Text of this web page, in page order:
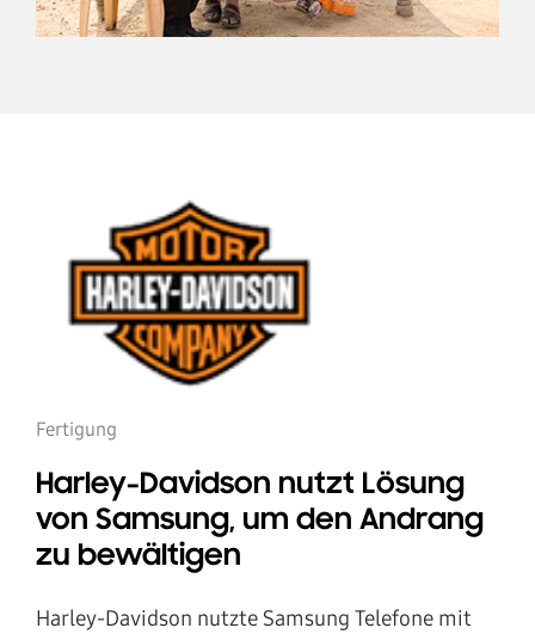
Fertigung
Harley-Davidson nutzt Lösung
von Samsung, um den Andrang
zu bewältigen
Harley-Davidson nutzte Samsung Telefone mit